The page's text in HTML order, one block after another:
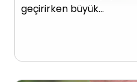
geçirirken büyük…